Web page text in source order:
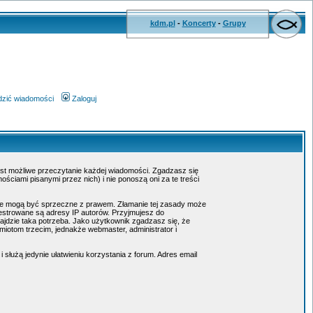
kdm.pl- Koncerty- Grupy
wiadomości Zaloguj
możliwe przeczytanie każdej wiadomości. Zgadzasz się
pisanymi przez nich) i nie ponoszą oni za te treści
być sprzeczne z prawem. Złamanie tej zasady może
są adresy IP autorów. Przyjmujesz do
taka potrzeba. Jako użytkownik zgadzasz się, że
trzecim, jednakże webmaster, administrator i
jedynie ułatwieniu korzystania z forum. Adres email